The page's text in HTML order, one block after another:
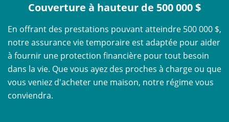
Couverture à hauteur de 500 000 $
En offrant des prestations pouvant atteindre 500 000 $,
notre assurance vie temporaire est adaptée pour aider
à fournir une protection financière pour tout besoin
dans la vie. Que vous ayez des proches à charge ou que
vous veniez d'acheter une maison, notre régime vous
conviendra.